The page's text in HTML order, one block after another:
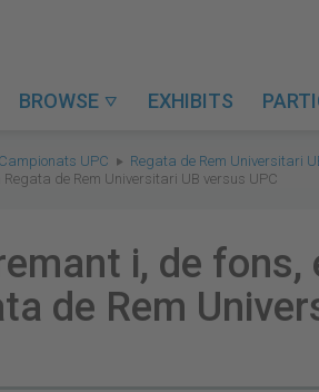
BROWSE  EXHIBITS
Campionats UPC
Regata de Rem Universitari
de Rem Universitari UB versus UPC
i, de fons,
de Rem